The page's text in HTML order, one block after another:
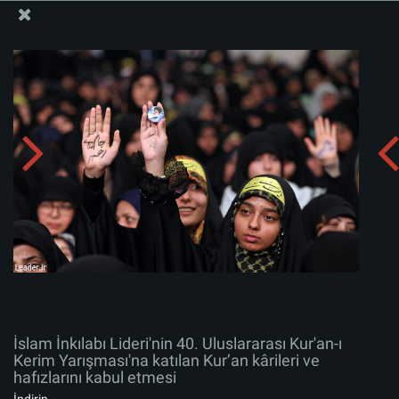
İslam İnkılabı Lideri'nin 40. Uluslararası Kur'an-ı Kerim
Yarışması'na katılan Kur’an kârileri ve hafızlarını kabul
etmesi
Albümü indirin:
İslam İnkılabı Lideri'nin 40. Uluslararası Kur'an-ı
Kerim Yarışması'na katılan Kur’an kârileri ve
hafızlarını kabul etmesi